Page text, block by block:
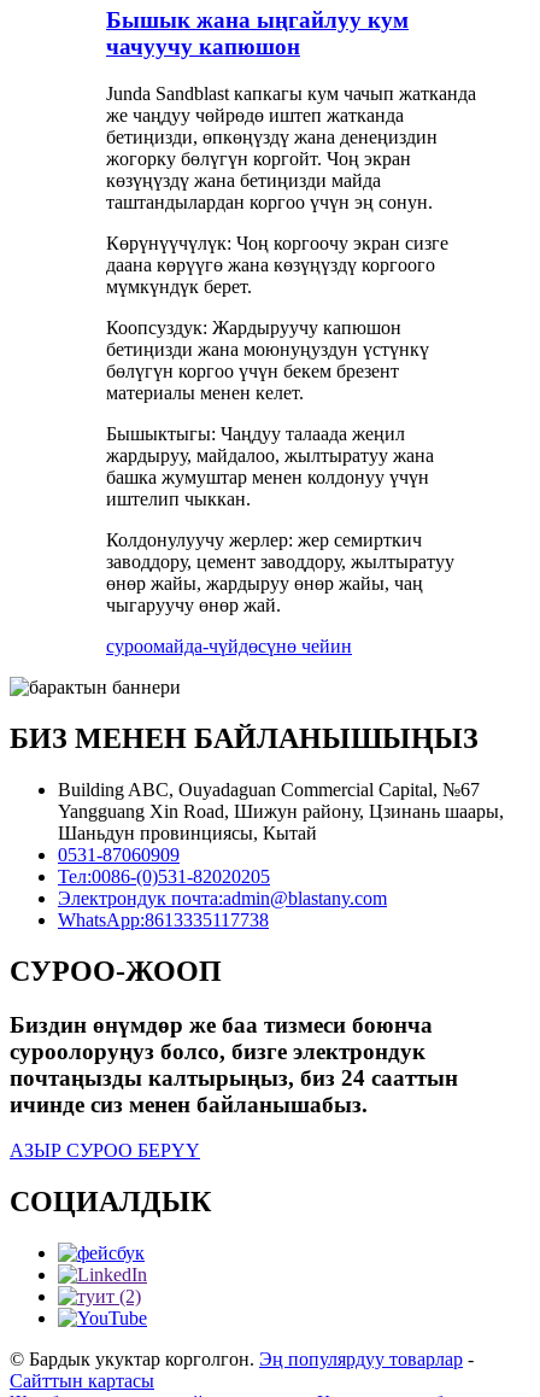
Бышык жана ыңгайлуу кум
чачуучу капюшон
Junda Sandblast капкагы кум чачып жатканда
же чаңдуу чөйрөдө иштеп жатканда
бетиңизди, өпкөңүздү жана денеңиздин
жогорку бөлүгүн коргойт. Чоң экран
көзүңүздү жана бетиңизди майда
таштандылардан коргоо үчүн эң сонун.
Көрүнүүчүлүк: Чоң коргоочу экран сизге
даана көрүүгө жана көзүңүздү коргоого
мүмкүндүк берет.
Коопсуздук: Жардыруучу капюшон
бетиңизди жана моюнуңуздун үстүнкү
бөлүгүн коргоо үчүн бекем брезент
материалы менен келет.
Бышыктыгы: Чаңдуу талаада жеңил
жардыруу, майдалоо, жылтыратуу жана
башка жумуштар менен колдонуу үчүн
иштелип чыккан.
Колдонулуучу жерлер: жер семирткич
заводдору, цемент заводдору, жылтыратуу
өнөр жайы, жардыруу өнөр жайы, чаң
чыгаруучу өнөр жай.
суроомайда-чүйдөсүнө чейин
БИЗ МЕНЕН БАЙЛАНЫШЫҢЫЗ
Building ABC, Ouyadaguan Commercial Capital, №67
Yangguang Xin Road, Шижун району, Цзинань шаары,
Шаньдун провинциясы, Кытай
0531-87060909
Тел:0086-(0)531-82020205
Электрондук почта:admin@blastany.com
WhatsApp:8613335117738
СУРОО-ЖООП
Биздин өнүмдөр же баа тизмеси боюнча
суроолоруңуз болсо, бизге электрондук
почтаңызды калтырыңыз, биз 24 сааттын
ичинде сиз менен байланышабыз.
АЗЫР СУРОО БЕРҮҮ
СОЦИАЛДЫК
© Бардык укуктар корголгон. Эң популярдуу товарлар -
Сайттын картасы